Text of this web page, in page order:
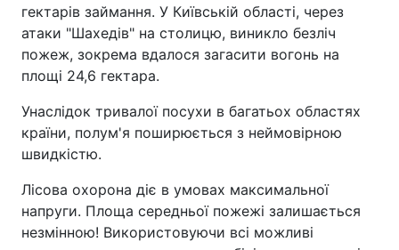
гектарів займання. У Київській області, через
атаки "Шахедів" на столицю, виникло безліч
пожеж, зокрема вдалося загасити вогонь на
площі 24,6 гектара.
Унаслідок тривалої посухи в багатьох областях
країни, полум'я поширюється з неймовірною
швидкістю.
Лісова охорона діє в умовах максимальної
напруги. Площа середньої пожежі залишається
незмінною! Використовуючи всі можливі